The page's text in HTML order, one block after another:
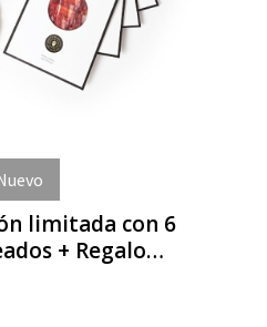
limitada con 6
+ Regalo